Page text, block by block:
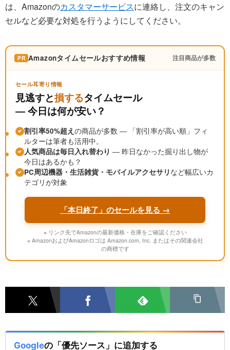
は、Amazonのカスタマーサービスに連絡し、注文のキャン
セルなど必要な対処を行うようにしてください。
PR Amazonタイムセールおすすめ情報 注目商品が多数
セール耳寄り情報
見逃すと損するタイムセール
― 今日は何が安い？
割引率50%超え の商品が多数 ― 「割引率が高い順」フィ
ルターは筆者も活用中。
人気商品は毎日入れ替わり ― 昨日なかった掘り出し物が
今日はあるかも？
PC周辺機器・生活雑貨・モバイルアクセサリ など幅広いカ
テゴリが対象
「本日終了」のセールを見る →
※ リンク先でAmazonの最新価格・在庫をご確認ください
※ AmazonおよびAmazonロゴは Amazon.com, Inc. またはその関連会社
の商標です
Googleの「優先ソース」に追加する